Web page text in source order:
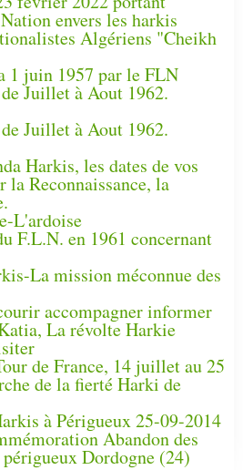
envers les harkis
Algériens "Cheikh
1 juin 1957 par le FLN
Juillet à Aout 1962.
Juillet à Aout 1962.
Harkis, les dates de vos
la Reconnaissance, la
L'ardoise
F.L.N. en 1961 concernant
La mission méconnue des
accompagner informer
La révolte Harkie
de France, 14 juillet au 25
de la fierté Harki de
à Périgueux 25-09-2014
Abandon des
Dordogne (24)